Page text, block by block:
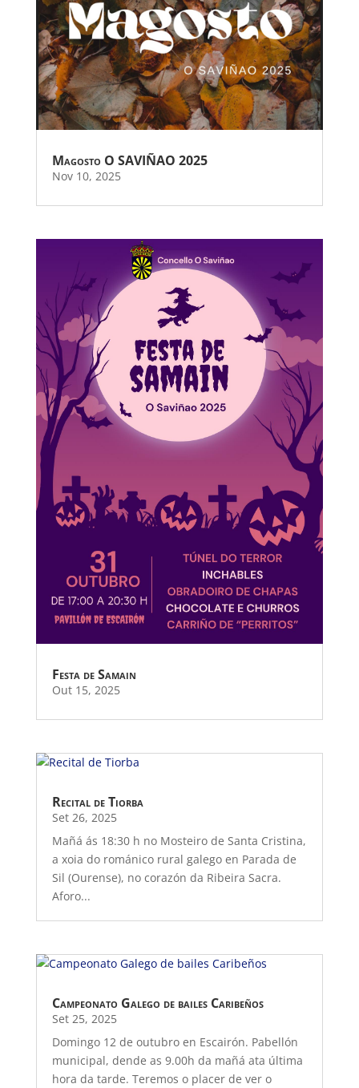
Magosto O SAVIÑAO 2025
Nov 10, 2025
Festa de Samain
Out 15, 2025
Recital de Tiorba
Set 26, 2025
Mañá ás 18:30 h no Mosteiro de Santa Cristina,
a xoia do románico rural galego en Parada de
Sil (Ourense), no corazón da Ribeira Sacra.
Aforo...
Campeonato Galego de bailes Caribeños
Set 25, 2025
Domingo 12 de outubro en Escairón. Pabellón
municipal, dende as 9.00h da mañá ata última
hora da tarde. Teremos o placer de ver o